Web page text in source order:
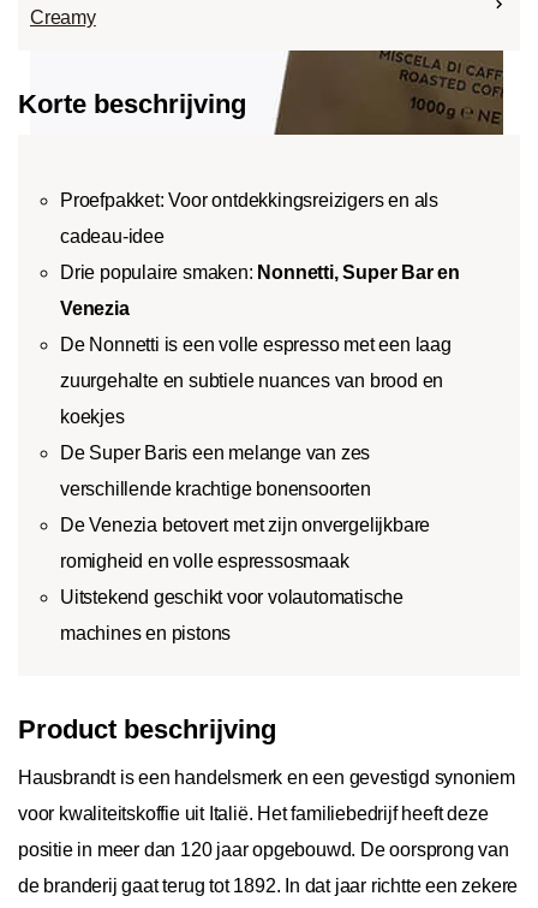
Creamy
Korte beschrijving
Proefpakket: Voor ontdekkingsreizigers en als
cadeau-idee
Drie populaire smaken: Nonnetti, Super Bar en
Venezia
De Nonnetti is een volle espresso met een laag
zuurgehalte en subtiele nuances van brood en
koekjes
De Super Baris een melange van zes
verschillende krachtige bonensoorten
De Venezia betovert met zijn onvergelijkbare
romigheid en volle espressosmaak
Uitstekend geschikt voor volautomatische
machines en pistons
Product beschrijving
Hausbrandt is een handelsmerk en een gevestigd synoniem
voor kwaliteitskoffie uit Italië. Het familiebedrijf heeft deze
positie in meer dan 120 jaar opgebouwd. De oorsprong van
de branderij gaat terug tot 1892. In dat jaar richtte een zekere